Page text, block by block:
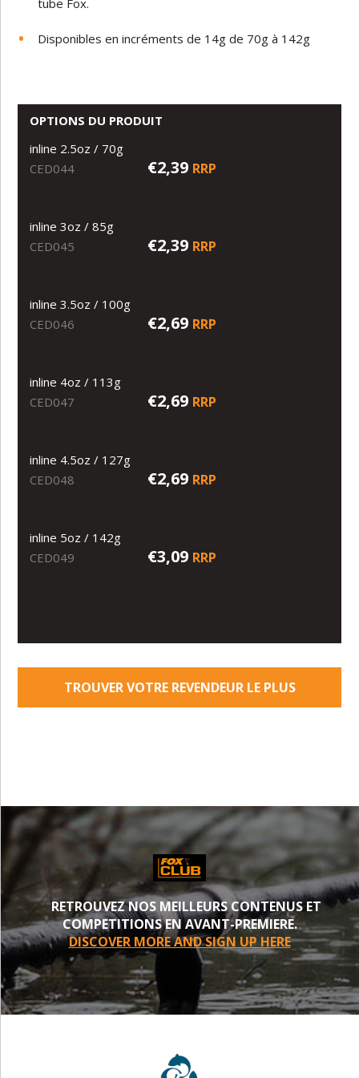
Disponibles en incréments de 14g de 70g à 142g
OPTIONS DU PRODUIT
inline 2.5oz / 70g
CED044
€2,39 RRP
inline 3oz / 85g
CED045
€2,39 RRP
inline 3.5oz / 100g
CED046
€2,69 RRP
inline 4oz / 113g
CED047
€2,69 RRP
inline 4.5oz / 127g
CED048
€2,69 RRP
inline 5oz / 142g
CED049
€3,09 RRP
TROUVER VOTRE REVENDEUR LE PLUS
RETROUVEZ NOS MEILLEURS CONTENUS ET
COMPETITIONS EN AVANT-PREMIERE.
DISCOVER MORE AND SIGN UP HERE